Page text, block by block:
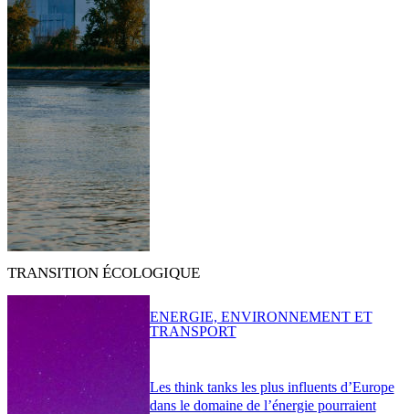
TRANSITION ÉCOLOGIQUE
Les think tanks les plus influents d’Europe
dans le domaine de l’énergie pourraient
ENERGIE, ENVIRONNEMENT ET
TRANSPORT